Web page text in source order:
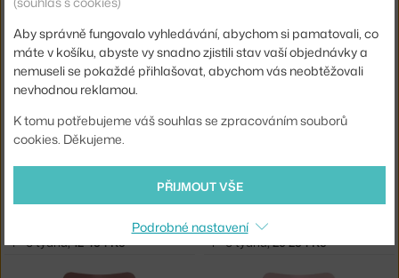
FRITZ HANSEN
4 - 6 týdnů,12 454 Kč 4 - 6 týdnů,20 254 Kč
SERIES 7™, PALE ROSE / BLACK
4 - 6 týdnů,12 454 Kč 4 - 6 týdnů,20 254 Kč
Aby správně fungovalo vyhledávání, abychom si pamatovali, co
máte v košíku, abyste vy snadno zjistili stav vaší objednávky a
nemuseli se pokaždé přihlašovat, abychom vás neobtěžovali
nevhodnou reklamou.
K tomu potřebujeme váš souhlas se zpracováním souborů
cookies. Děkujeme.
PŘIJMOUT VŠE
Podrobné nastavení